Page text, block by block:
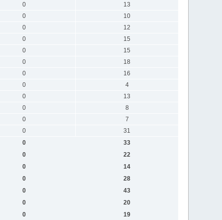
0
13
0
10
0
12
0
15
0
15
0
18
0
16
0
4
0
13
0
8
0
7
0
31
0
33
0
22
0
14
0
28
0
43
0
20
0 19